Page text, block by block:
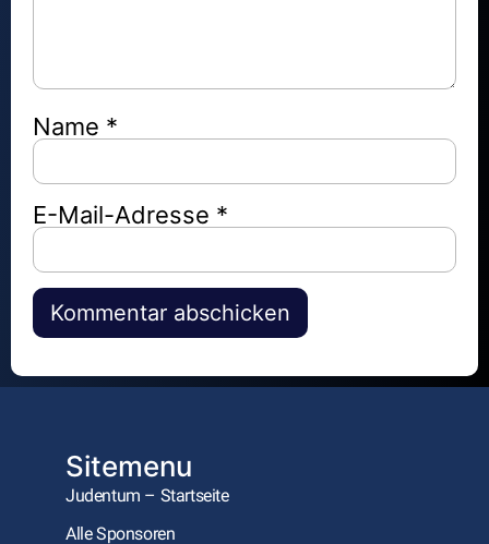
Name *
E-Mail-Adresse *
Alternative:
Sitemenu
Judentum – Startseite
Alle Sponsoren